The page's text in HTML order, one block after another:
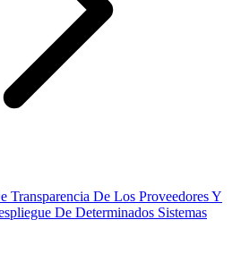
Transparencia De Los Proveedores Y
De Determinados Sistemas